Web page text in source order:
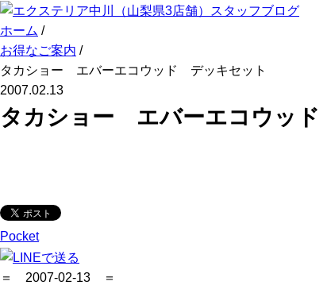
ホーム /
お得なご案内 /
タカショー エバーエコウッド デッキセット
2007.02.13
タカショー エバーエコウッ
Pocket
＝ 2007-02-13 ＝